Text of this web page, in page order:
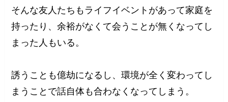
そんな友人たちもライフイベントがあって家庭を
持ったり、余裕がなくて会うことが無くなってし
まった人もいる。
誘うことも億劫になるし、環境が全く変わってし
まうことで話自体も合わなくなってしまう。